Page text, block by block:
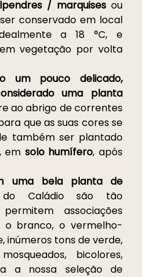
/ marquises ou
conservado em local
a 18 °C, e
vegetação por volta
um pouco delicado,
uma planta
ao abrigo de correntes
que as suas cores se
também ser plantado
em solo humífero, após
uma bela planta de
Caládio são tão
associações
o branco, o vermelho-
inúmeros tons de verde,
bicolores,
a nossa seleção de